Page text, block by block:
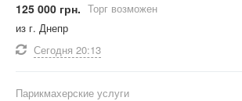
125 000 грн. Торг возможен
из г. Днепр
Сегодня 20:13
Парикмахерские услуги